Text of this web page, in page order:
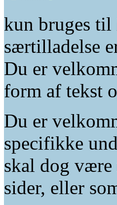
kun bruges
særtilladelse
Du er
form af tekst
Du er
specifikke
skal dog være
sider, eller